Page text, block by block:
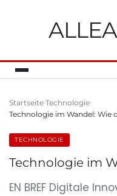
Startseite Technologie
Technologie im Wandel: Wie
TECHNOLOGIE
Technologie im
EN BREF Digitale